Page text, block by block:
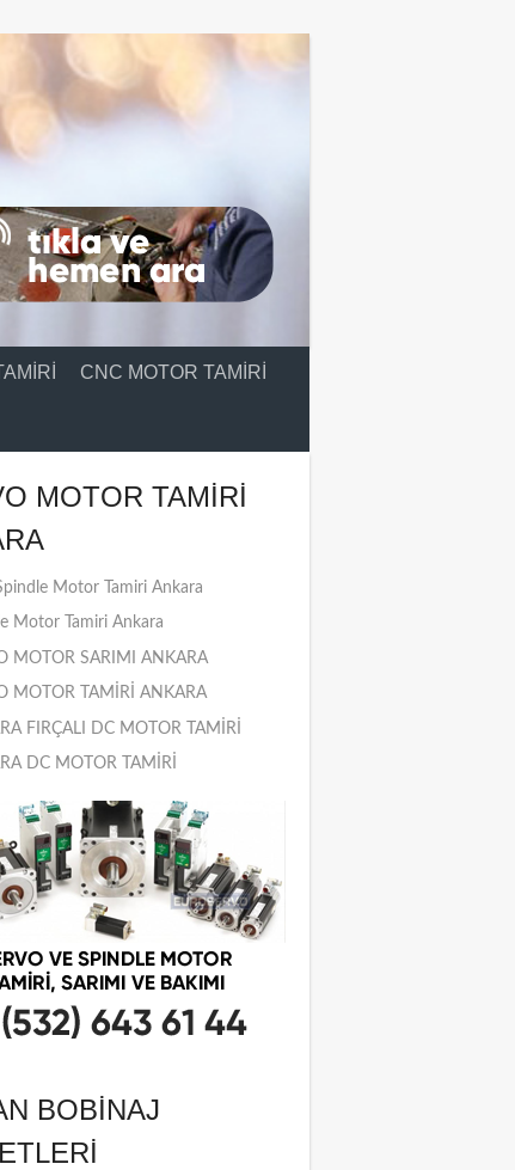
CNC MOTOR TAMIRI
MOTOR TAMIRI
Motor Tamiri Ankara
Motor Tamiri Ankara
MOTOR SARIMI ANKARA
MOTOR TAMİRİ ANKARA
FIRÇALI DC MOTOR TAMİRİ
DC MOTOR TAMİRİ
BOBINAJ